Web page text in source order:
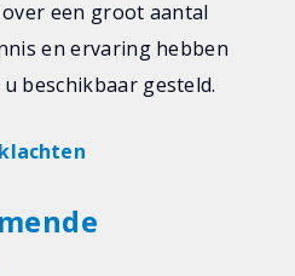
een groot aantal
en ervaring hebben
beschikbaar gesteld.